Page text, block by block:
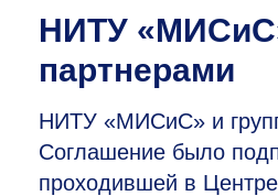
НИТУ
партнерами
НИТУ «МИСиС» и
Соглашение было
проходившей в